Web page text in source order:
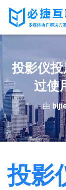
投影仪
过使
由
投影